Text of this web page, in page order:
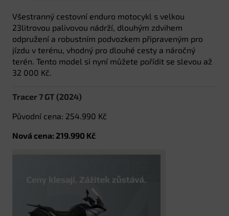
Všestranný cestovní enduro motocykl s velkou
23litrovou palivovou nádrží, dlouhým zdvihem
odpružení a robustním podvozkem připraveným pro
jízdu v terénu, vhodný pro dlouhé cesty a náročný
terén. Tento model si nyní můžete pořídit se slevou až
32 000 Kč.
Tracer 7 GT (2024)
Původní cena: 254.990 Kč
Nová cena: 219.990 Kč